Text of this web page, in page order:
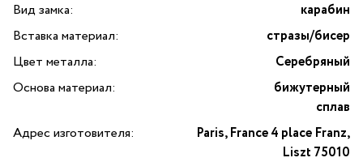
Вид замка:
карабин
Вставка материал:
стразы/бисер
Цвет металла:
Серебряный
Основа материал:
бижутерный
сплав
Адрес изготовителя:
Paris, France 4 place Franz,
Liszt 75010